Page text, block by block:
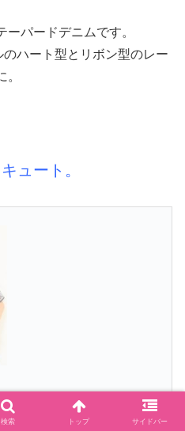
パードデニムです。
ハート型とリボン型のレー
ュート。
検索 トップ サイドバー